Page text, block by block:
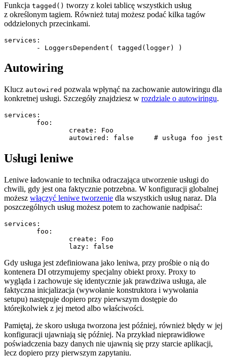
Funkcja tagged() tworzy z kolei tablicę wszystkich usług
z określonym tagiem. Również tutaj możesz podać kilka tagów
oddzielonych przecinkami.
services:
Autowiring
Klucz autowired pozwala wpłynąć na zachowanie autowiringu dla
konkretnej usługi. Szczegóły znajdziesz w rozdziale o autowiringu.
services:
Usługi leniwe
Leniwe ładowanie to technika odraczająca utworzenie usługi do
chwili, gdy jest ona faktycznie potrzebna. W konfiguracji globalnej
możesz włączyć leniwe tworzenie dla wszystkich usług naraz. Dla
poszczególnych usług możesz potem to zachowanie nadpisać:
services:
Gdy usługa jest zdefiniowana jako leniwa, przy prośbie o nią do
kontenera DI otrzymujemy specjalny obiekt proxy. Proxy to
wygląda i zachowuje się identycznie jak prawdziwa usługa, ale
faktyczna inicjalizacja (wywołanie konstruktora i wywołania
setupu) następuje dopiero przy pierwszym dostępie do
którejkolwiek z jej metod albo właściwości.
Pamiętaj, że skoro usługa tworzona jest później, również błędy w jej
konfiguracji ujawniają się później. Na przykład nieprawidłowe
poświadczenia bazy danych nie ujawnią się przy starcie aplikacji,
lecz dopiero przy pierwszym zapytaniu.